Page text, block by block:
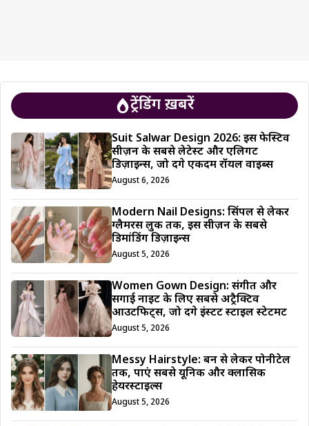
ट्रेंडिंग ख़बरें
Suit Salwar Design 2026: इस फेस्टिव
सीज़न के सबसे लेटेस्ट और एलिगेंट
डिज़ाइन्स, जो देंगे एकदम रॉयल वाइब्स
August 6, 2026
Modern Nail Designs: सिंपल से लेकर
ग्लैमरस लुक तक, इस सीज़न के सबसे
डिमांडिंग डिज़ाइन्स
August 5, 2026
Women Gown Design: संगीत और
सगाई नाइट के लिए सबसे अट्रैक्टिव
आउटफिट्स, जो देंगे इंस्टेंट स्टाइल स्टेटमेंट
August 5, 2026
Messy Hairstyle: बन से लेकर पोनीटेल
तक, पाएं सबसे यूनिक और क्लासिक
हेयरस्टाइल्स
August 5, 2026